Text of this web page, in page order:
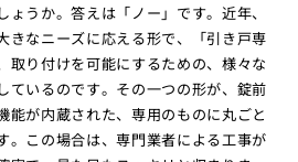
うか。答えは「ノー」です。近年、
きなニーズに応える形で、「引き戸専
取り付けを可能にするための、様々な
ているのです。その一つの形が、錠前
能が内蔵された、専用のものに丸ごと
。この場合は、専門業者による工事が